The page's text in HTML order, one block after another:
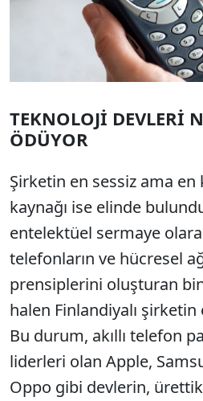
TEKNOLOJİ DEVLERİ
ÖDÜYOR
Şirketin en sessiz ama en
kaynağı ise elinde
entelektüel sermaye
telefonların ve hücresel
prensiplerini oluşturan
halen Finlandiyalı
Bu durum, akıllı telefon
liderleri olan Apple,
Oppo gibi devlerin,